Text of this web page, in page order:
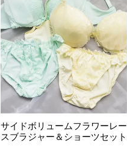
サイドボリュームフラワーレー
スブラジャー＆ショーツセット